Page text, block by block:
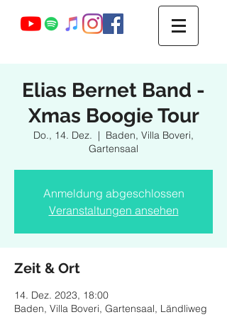
Webmaster Login
Elias Bernet Band -
Xmas Boogie Tour
Do., 14. Dez.
  |
Baden, Villa Boveri,
Gartensaal
Anmeldung abgeschlossen
Veranstaltungen ansehen
Zeit & Ort
14. Dez. 2023, 18:00
Baden, Villa Boveri, Gartensaal, Ländliweg